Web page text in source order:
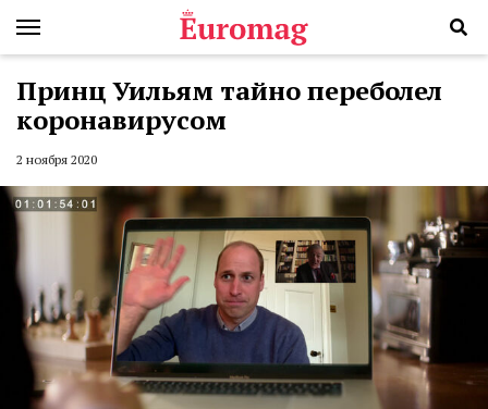
Принц Уильям тайно переболел
коронавирусом
2 ноября 2020